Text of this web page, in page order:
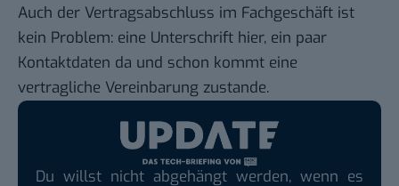
Auch der Vertragsabschluss im Fachgeschäft ist
kein Problem: eine Unterschrift hier, ein paar
Kontaktdaten da und schon kommt eine
vertragliche Vereinbarung zustande.
Du willst nicht abgehängt werden, wenn es